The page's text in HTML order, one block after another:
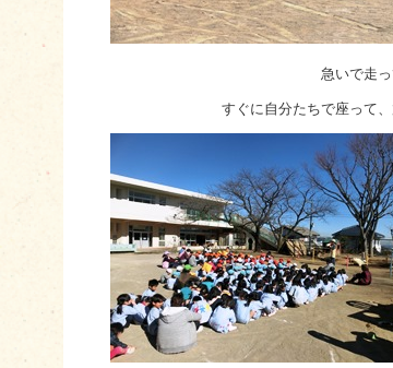
急いで走っ
すぐに自分たちで座って